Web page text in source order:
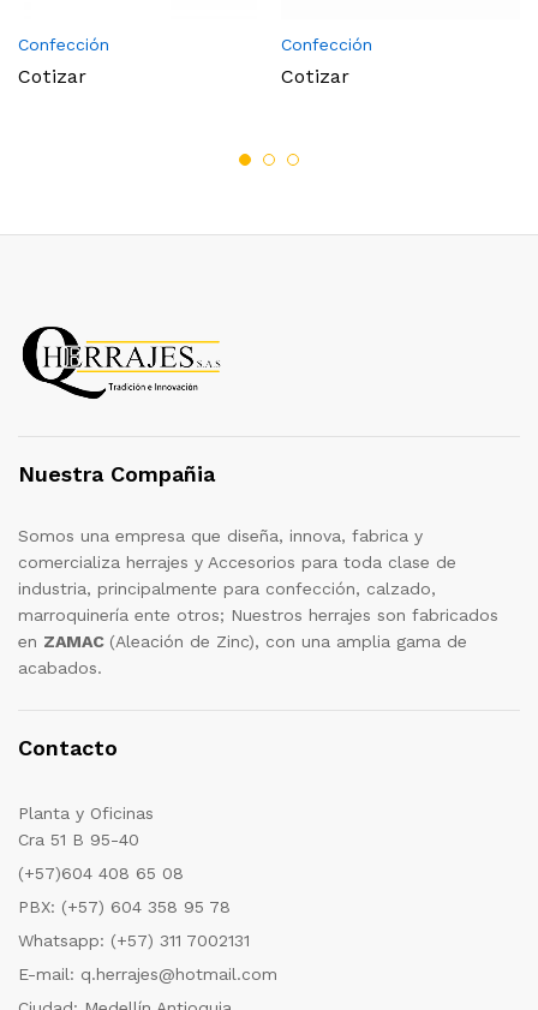
Confección
Cotizar
Confección
Cotizar
Nuestra Compañia
Somos una empresa que diseña, innova, fabrica y
comercializa herrajes y Accesorios para toda clase de
industria, principalmente para confección, calzado,
marroquinería ente otros; Nuestros herrajes son fabricados
en ZAMAC (Aleación de Zinc), con una amplia gama de
acabados.
Contacto
Planta y Oficinas
Cra 51 B 95-40
(+57)604 408 65 08
PBX: (+57) 604 358 95 78
Whatsapp: (+57) 311 7002131
E-mail: q.herrajes@hotmail.com